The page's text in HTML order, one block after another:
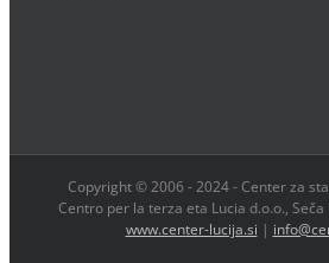
Copyright © 2006 - 2024 - Center za
Centro per la terza eta Lucia d.o.o.,
www.center-lucija.si |